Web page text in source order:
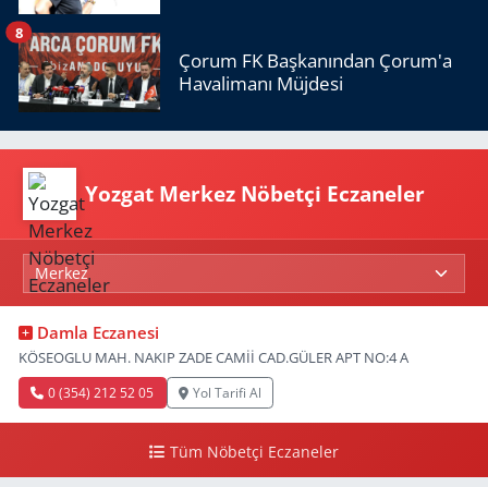
Çorum FK Başkanından Çorum'a
Havalimanı Müjdesi
8
Yozgat Merkez Nöbetçi Eczaneler
Damla Eczanesi
KÖSEOGLU MAH. NAKIP ZADE CAMİİ CAD.GÜLER APT NO:4 A
0 (354) 212 52 05 Yol Tarifi Al
Tüm Nöbetçi Eczaneler